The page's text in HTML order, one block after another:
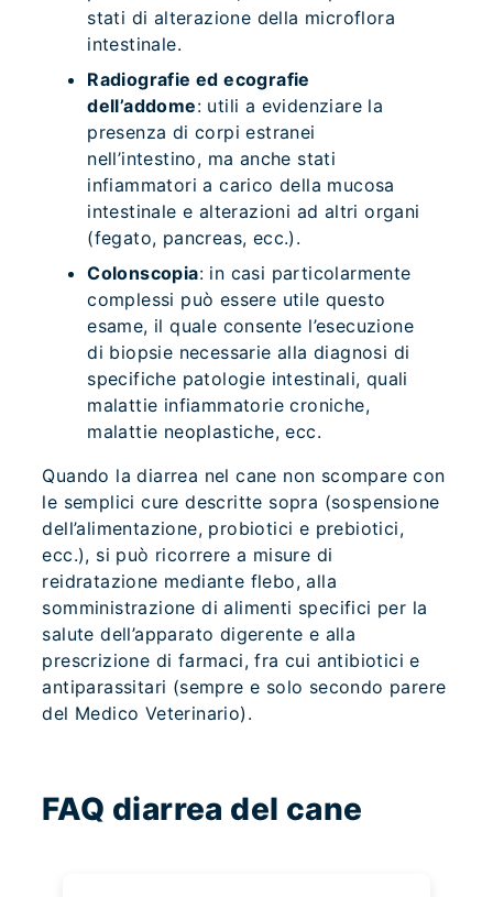
stati di alterazione della microflora
intestinale.
Radiografie ed ecografie
dell’addome: utili a evidenziare la
presenza di corpi estranei
nell’intestino, ma anche stati
infiammatori a carico della mucosa
intestinale e alterazioni ad altri organi
(fegato, pancreas, ecc.).
Colonscopia: in casi particolarmente
complessi può essere utile questo
esame, il quale consente l’esecuzione
di biopsie necessarie alla diagnosi di
specifiche patologie intestinali, quali
malattie infiammatorie croniche,
malattie neoplastiche, ecc.
Quando la diarrea nel cane non scompare con
le semplici cure descritte sopra (sospensione
dell’alimentazione, probiotici e prebiotici,
ecc.), si può ricorrere a misure di
reidratazione mediante flebo, alla
somministrazione di alimenti specifici per la
salute dell’apparato digerente e alla
prescrizione di farmaci, fra cui antibiotici e
antiparassitari (sempre e solo secondo parere
del Medico Veterinario).
FAQ diarrea del cane